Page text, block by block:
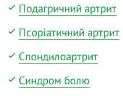
Подагричний артрит
Псоріатичний артрит
Спондилоартрит
Синдром болю